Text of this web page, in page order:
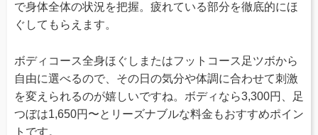
で身体全体の状況を把握。疲れている部分を徹底的にほ
ぐしてもらえます。
ボディコース全身ほぐしまたはフットコース足ツボから
自由に選べるので、その日の気分や体調に合わせて刺激
を変えられるのが嬉しいですね。ボディなら3,300円、足
つぼは1,650円〜とリーズナブルな料金もおすすめポイン
トです。